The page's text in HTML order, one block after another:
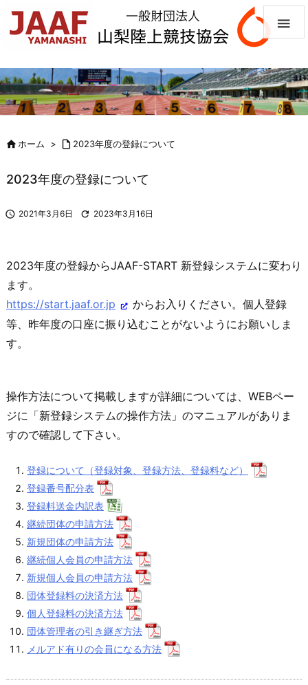

ホーム >  2023年度の登録について
2023年度の登録について
 2021年3月6日  2023年3月16日
2023年度の登録からJAAF-START 新登録システムに変わり
ます。
https://start.jaaf.or.jp
からお入りください。個人登録
等、昨年度の口座に振り込むことがないようにお願いしま
す。
操作方法について掲載しますが詳細については、WEBペー
ジに「新登録システムの操作方法」のマニュアルがありま
すので確認して下さい。
登録について（登録対象、登録方法、登録料など）
登録番号配分表
登録料送金内訳表
継続団体の申請方法
新規団体の申請方法
継続個人会員の申請方法
新規個人会員の申請方法
団体登録料の決済方法
個人登録料の決済方法
団体管理者の引き継ぎ方法
メルアド有りの会員になる方法